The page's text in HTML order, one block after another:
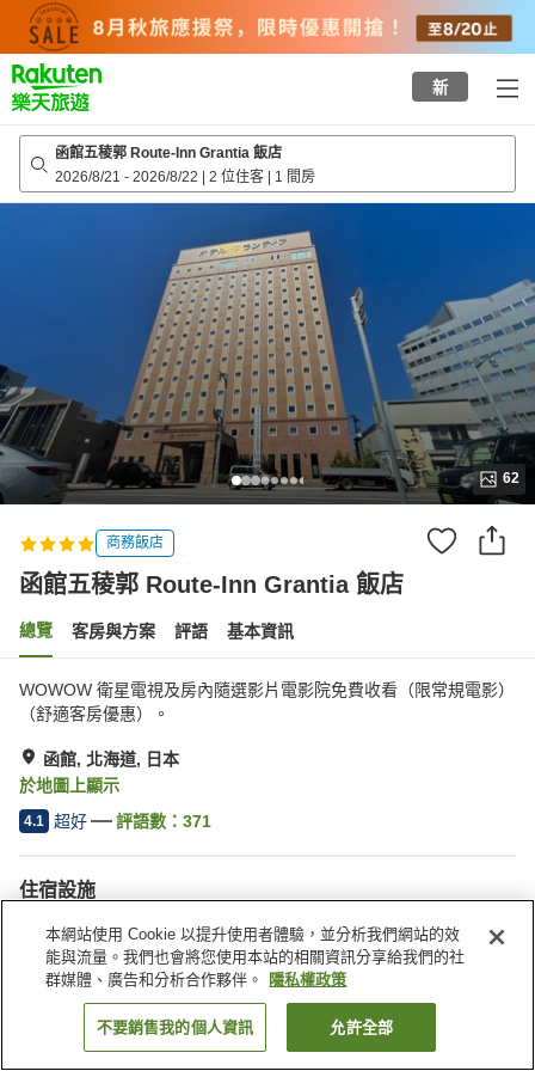
top
page
新
函館五稜郭 Route-Inn Grantia 飯店
2026/8/21 - 2026/8/22 | 2 位住客 | 1 間房
62
商務飯店
函館五稜郭 Route-Inn Grantia 飯店
總覽 客房與方案 評語 基本資訊
WOWOW 衛星電視及房內隨選影片電影院免費收看（限常規電影）
（舒適客房優惠）。
函館, 北海道, 日本
於地圖上顯示
4.1 超好 評語數： 371
住宿設施
停車場
餐廳
自動販賣機
付費洗衣房
找客房
本網站使用 Cookie 以提升使用者體驗，並分析我們網站的效
能與流量。我們也會將您使用本站的相關資訊分享給我們的社
群媒體、廣告和分析合作夥伴。
隱私權政策
不要銷售我的個人資訊 允許全部